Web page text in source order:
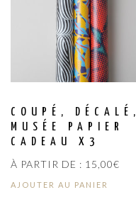
COUPÉ, DÉCALÉ,
MUSÉE PAPIER
CADEAU X3
À PARTIR DE : 15,00€
AJOUTER AU PANIER